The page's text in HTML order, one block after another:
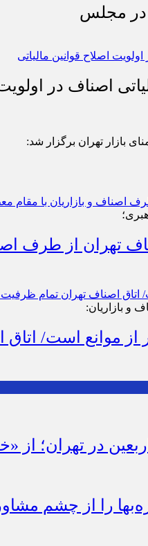
در مجلس
اصناف در اولویت
بازار تهران برگزار شد:
تهران از طرف
و بازاریان:
از موانع است/
در تهران؛ از
را از چشم